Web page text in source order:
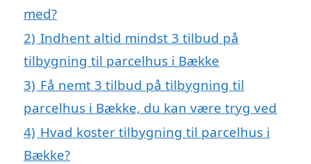
med?
2) Indhent altid mindst 3 tilbud på
tilbygning til parcelhus i Bække
3) Få nemt 3 tilbud på tilbygning til
parcelhus i Bække, du kan være tryg ved
4) Hvad koster tilbygning til parcelhus i
Bække?